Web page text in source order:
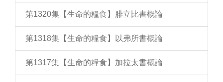
第1320集【生命的糧食】腓立比書概論
第1318集【生命的糧食】以弗所書概論
第1317集【生命的糧食】加拉太書概論